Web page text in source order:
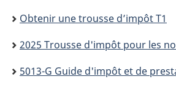
Obtenir une trousse d’impôt T1
2025 Trousse d'impôt pour les non-résidents et les
5013-G Guide d'impôt et de prestations pour les non-résidents